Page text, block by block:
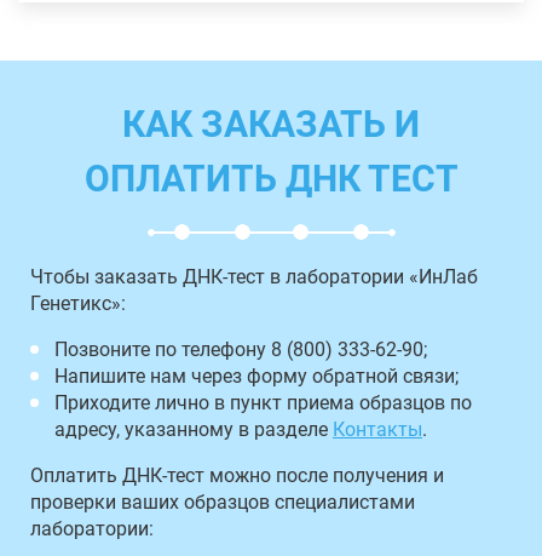
КАК ЗАКАЗАТЬ И
ОПЛАТИТЬ ДНК ТЕСТ
Чтобы заказать ДНК-тест в лаборатории «ИнЛаб
Генетикс»:
Позвоните по телефону 8 (800) 333-62-90;
Напишите нам через форму обратной связи;
Приходите лично в пункт приема образцов по
адресу, указанному в разделе Контакты.
Оплатить ДНК-тест можно после получения и
проверки ваших образцов специалистами
лаборатории: